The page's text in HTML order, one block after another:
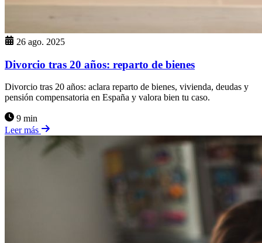
26 ago. 2025
Divorcio tras 20 años: reparto de bienes
Divorcio tras 20 años: aclara reparto de bienes, vivienda, deudas y
pensión compensatoria en España y valora bien tu caso.
9 min
Leer más